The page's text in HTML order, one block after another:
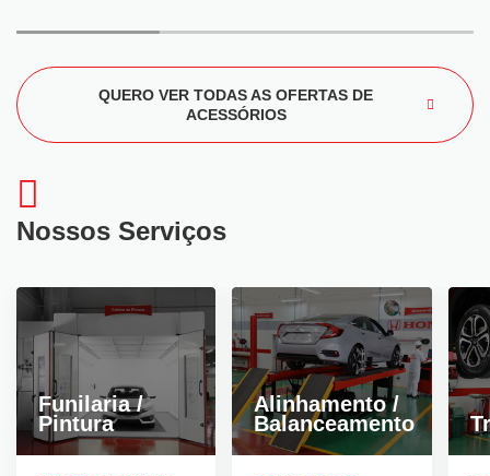
QUERO VER TODAS AS OFERTAS DE
ACESSÓRIOS
Nossos Serviços
Funilaria /
Pintura
Alinhamento /
Balanceamento